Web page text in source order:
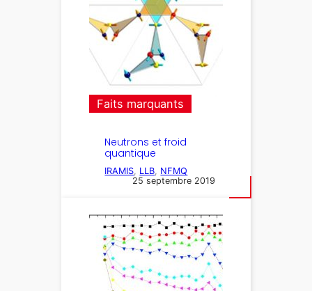
Faits marquants
Neutrons et froid
quantique
IRAMIS, LLB, NFMQ
25 septembre 2019